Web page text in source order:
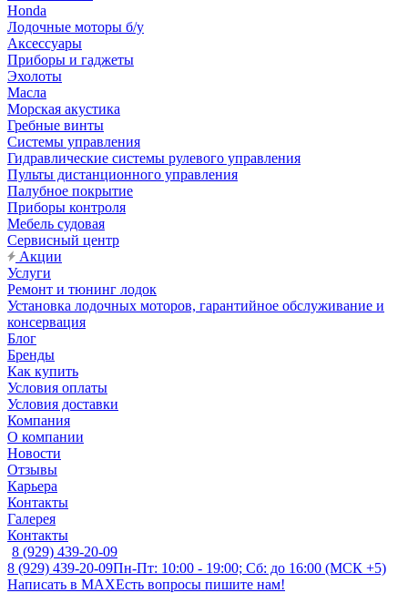
Honda
Лодочные моторы б/у
Аксессуары
Приборы и гаджеты
Эхолоты
Масла
Морская акустика
Гребные винты
Системы управления
Гидравлические системы рулевого управления
Пульты дистанционного управления
Палубное покрытие
Приборы контроля
Мебель судовая
Сервисный центр
Акции
Услуги
Ремонт и тюнинг лодок
Установка лодочных моторов, гарантийное обслуживание и
консервация
Блог
Бренды
Как купить
Условия оплаты
Условия доставки
Компания
О компании
Новости
Отзывы
Карьера
Контакты
Галерея
Контакты
8 (929) 439-20-09
8 (929) 439-20-09Пн-Пт: 10:00 - 19:00; Сб: до 16:00 (МСК +5)
Написать в MAXЕсть вопросы пишите нам!